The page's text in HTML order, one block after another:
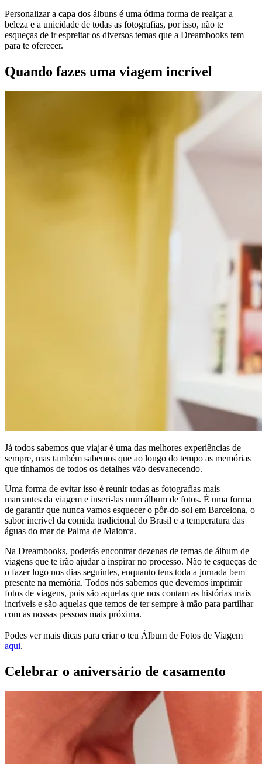
Personalizar a capa dos álbuns é uma ótima forma de realçar a
beleza e a unicidade de todas as fotografias, por isso, não te
esqueças de ir espreitar os diversos temas que a Dreambooks tem
para te oferecer.
Quando fazes uma viagem incrível
Já todos sabemos que viajar é uma das melhores experiências de
sempre, mas também sabemos que ao longo do tempo as memórias
que tínhamos de todos os detalhes vão desvanecendo.
Uma forma de evitar isso é reunir todas as fotografias mais
marcantes da viagem e inseri-las num álbum de fotos. É uma forma
de garantir que nunca vamos esquecer o pôr-do-sol em Barcelona, o
sabor incrível da comida tradicional do Brasil e a temperatura das
águas do mar de Palma de Maiorca.
Na Dreambooks, poderás encontrar dezenas de temas de álbum de
viagens que te irão ajudar a inspirar no processo. Não te esqueças de
o fazer logo nos dias seguintes, enquanto tens toda a jornada bem
presente na memória. Todos nós sabemos que devemos imprimir
fotos de viagens, pois são aquelas que nos contam as histórias mais
incríveis e são aquelas que temos de ter sempre à mão para partilhar
com as nossas pessoas mais próxima.
Podes ver mais dicas para criar o teu Álbum de Fotos de Viagem
aqui.
Celebrar o aniversário de casamento